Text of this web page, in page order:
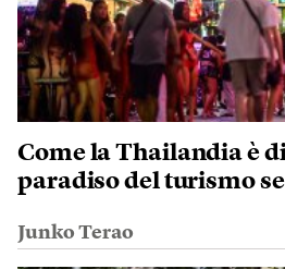
Come la Thailandia è
paradiso del turismo
Junko Terao